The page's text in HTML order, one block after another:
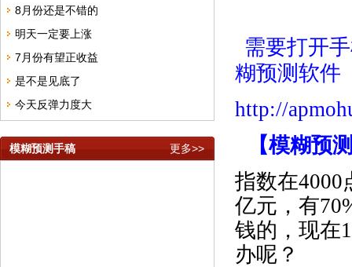
8月份还是不错的
明天一定要上涨
7月份有望正收益
是不是见底了
今天反弹力度大
模糊预测手稿 更多>>
需要打开
糊预测软件
http://
【模糊预
指数在4000
亿元，有
钱的，现在
办呢？